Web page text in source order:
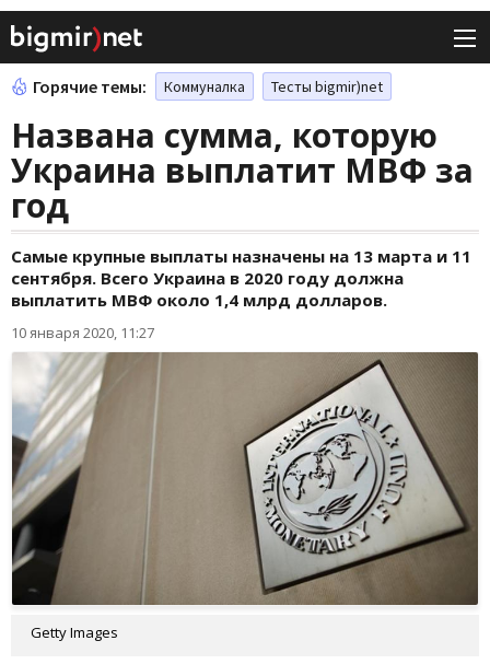
Горячие темы: Коммуналка Тесты bigmir)net
Названа сумма, которую
Украина выплатит МВФ за
год
Самые крупные выплаты назначены на 13 марта и 11
сентября. Всего Украина в 2020 году должна
выплатить МВФ около 1,4 млрд долларов.
10 января 2020, 11:27
Getty Images